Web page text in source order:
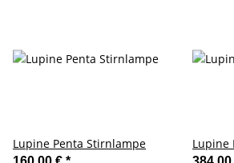
Lupine Penta Stirnlampe Lupine